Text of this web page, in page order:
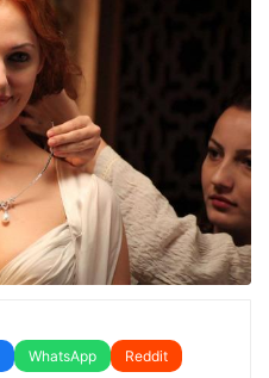
WhatsApp
Reddit